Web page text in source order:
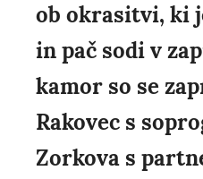
ob okrasitvi, ki
in pač sodi v
kamor so se
Rakovec s
Zorkova s